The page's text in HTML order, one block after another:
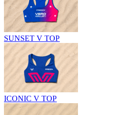
SUNSET V TOP
ICONIC V TOP